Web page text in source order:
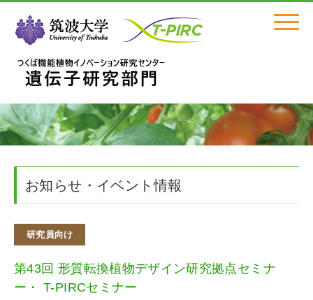
Click
お知らせ・イベント情報
研究員向け
第43回 形質転換植物デザイン研究拠点セミナ
ー・ T-PIRCセミナー